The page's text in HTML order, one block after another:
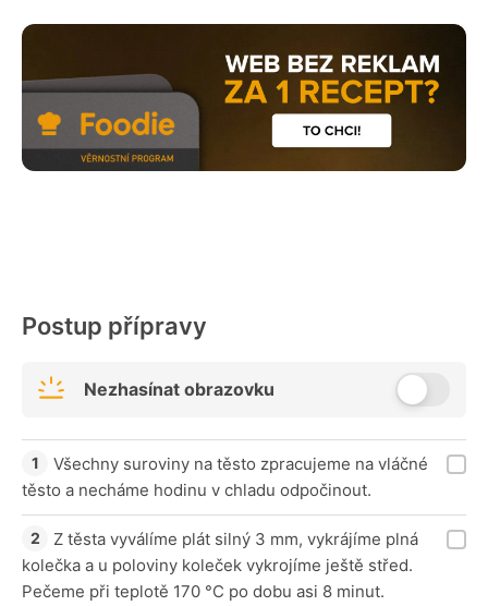
Postup přípravy
Nezhasínat obrazovku
Všechny suroviny na těsto zpracujeme na vláčné
těsto a necháme hodinu v chladu odpočinout.
Z těsta vyválíme plát silný 3 mm, vykrájíme plná
kolečka a u poloviny koleček vykrojíme ještě střed.
Pečeme při teplotě 170 °C po dobu asi 8 minut.